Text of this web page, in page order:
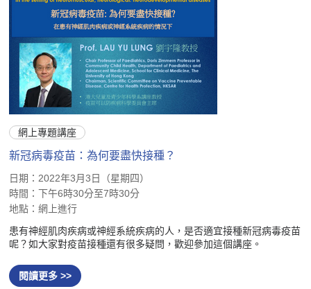
網上專題講座
新冠病毒疫苗：為何要盡快接種？
日期：2022年3月3日（星期四）
時間：下午6時30分至7時30分
地點：網上進行
患有神經肌肉疾病或神經系統疾病的人，是否適宜接種新冠病毒疫苗
呢？如大家對疫苗接種還有很多疑問，歡迎參加這個講座。
閱讀更多 >>